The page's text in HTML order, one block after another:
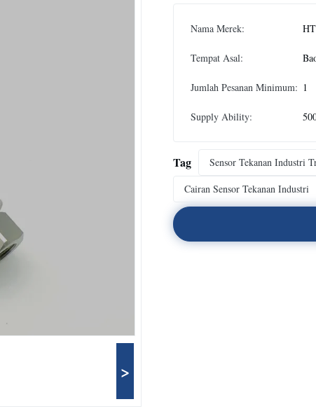
>
Nama Merek:
Tempat Asal:
Jumlah Pesanan Minimum: 1
Supply Ability:
Tag Sensor Tekanan Industri
Cairan Sensor Tekanan Industri